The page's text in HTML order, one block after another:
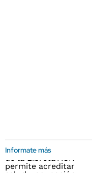
Informate más